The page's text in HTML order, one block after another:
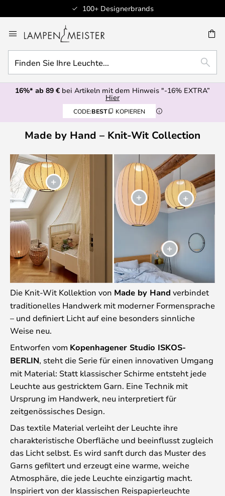
100+ Designerbrands
Inhalt
springen
Sie
Ihre
Leuchte...
16%* ab 89 € bei Artikeln mit dem Hinweis "-16% EXTRA”
Hier
CODE:BEST KOPIEREN
Made by Hand – Knit-Wit Collection
Die Knit-Wit Kollektion von Made by Hand verbindet
traditionelles Handwerk mit moderner Formensprache
– und definiert Licht auf eine besonders sinnliche
Weise neu.
Entworfen vom Kopenhagener Studio ISKOS-
BERLIN, steht die Serie für einen innovativen Umgang
mit Material: Statt klassischer Schirme entsteht jede
Leuchte aus gestricktem Garn. Eine Technik mit
Ursprung im Handwerk, neu interpretiert für
zeitgenössisches Design.
Das textile Material verleiht der Leuchte ihre
charakteristische Oberfläche und beeinflusst zugleich
das Licht selbst. Es wird sanft durch das Muster des
Garns gefiltert und erzeugt eine warme, weiche
Atmosphäre, die jede Leuchte einzigartig macht.
Inspiriert von der klassischen Reispapierleuchte